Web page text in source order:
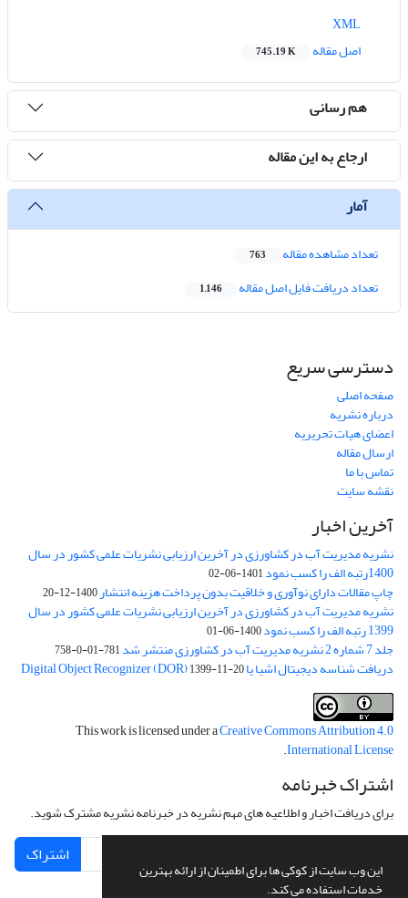
این وب سایت از کوکی ها برای اطمینان از ارائه بهترین
خدمات استفاده می کند.
اصل مقاله
745.19 K
هم رسانی
ارجاع به این مقاله
آمار
تعداد مشاهده مقاله 763
تعداد دریافت فایل اصل مقاله 1,146
دسترسی سریع
صفحه اصلی
درباره نشریه
اعضای هیات تحریریه
ارسال مقاله
تماس با ما
نقشه سایت
آخرین اخبار
نشریه مدیریت آب در کشاورزی در آخرین ارزیابی نشریات علمی کشور در سال
1400رتبه الف را کسب نمود 1401-06-02
چاپ مقالات دارای نوآوری و خلاقیت بدون پرداخت هزینه انتشار1400-12-20
نشریه مدیریت آب در کشاورزی در آخرین ارزیابی نشریات علمی کشور در سال
1399 رتبه الف را کسب نمود 1400-06-01
جلد 7 شماره 2 نشریه مدیریت آب در کشاورزی منتشر شد 781-01-0-758
دریافت شناسه دیجیتال اشیا یا Digital Object Recognizer (DOR)1399-11-20
This work is licensed under aCreative Commons Attribution 4.0
International License
.
اشتراک خبرنامه
برای دریافت اخبار و اطلاعیه های مهم نشریه در خبرنامه نشریه مشترک شوید.
اشتراک